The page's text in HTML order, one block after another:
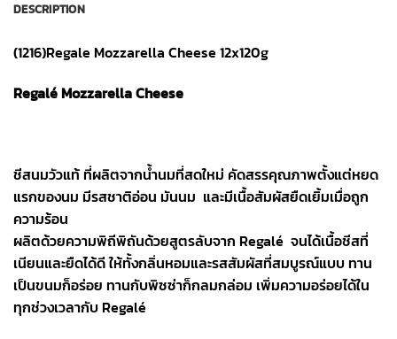
DESCRIPTION
(1216)Regale Mozzarella Cheese 12x120g
Regalé Mozzarella Cheese
ชีสนมวัวแท้ ที่ผลิตจากนํ้านมที่สดใหม่ คัดสรรคุณภาพตั้งแต่หยด
แรกของนม มีรสชาติอ่อน มันนม และมีเนื้อสัมผัสยืดเยิ้มเมื่อถูก
ความร้อน
ผลิตด้วยความพิถีพิถันด้วยสูตรลับจาก Regalé จนได้เนื้อชีสที่
เนียนและยืดได้ดี ให้ทั้งกลิ่นหอมและรสสัมผัสที่สมบูรณ์แบบ ทาน
เป็นขนมก็อร่อย ทานกับพิซซ่าก็กลมกล่อม เพิ่มความอร่อยได้ใน
ทุกช่วงเวลากับ Regalé